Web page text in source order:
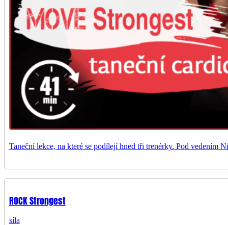
Taneční lekce, na které se podílejí hned tři trenérky. Pod vedením
ROCK Strongest
síla